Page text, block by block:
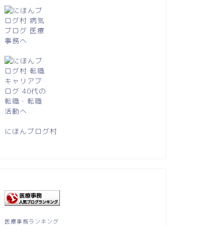
特定疾患処方管理加算1,2
医療事務の勉強方法
にほんブログ村
医療事務ランキング